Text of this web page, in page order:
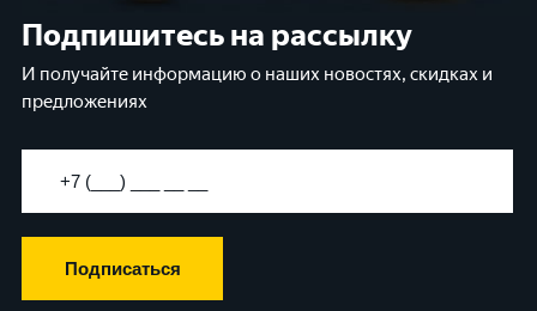
Подпишитесь на рассылку
И получайте информацию о наших новостях, скидках и
предложениях
Подписаться